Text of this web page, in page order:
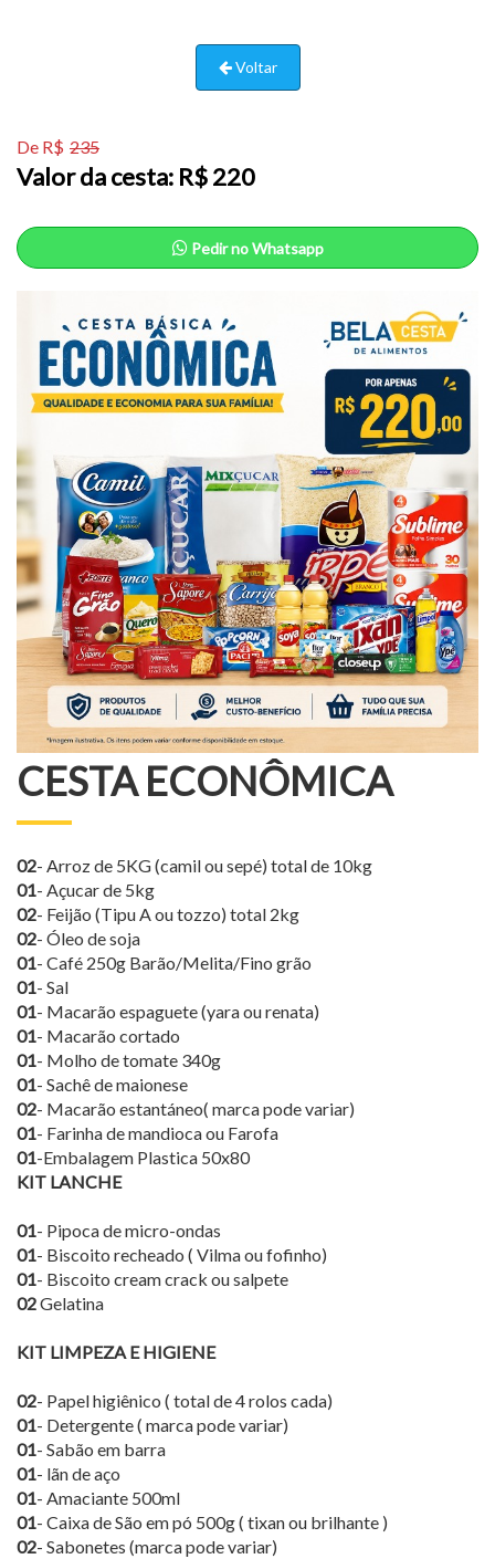
Voltar
De R$ 235
Valor da cesta: R$ 220
Pedir no Whatsapp
CESTA ECONÔMICA
02- Arroz de 5KG (camil ou sepé) total de 10kg
01- Açucar de 5kg
02- Feijão (Tipu A ou tozzo) total 2kg
02- Óleo de soja
01- Café 250g Barão/Melita/Fino grão
01- Sal
01- Macarão espaguete (yara ou renata)
01- Macarão cortado
01- Molho de tomate 340g
01- Sachê de maionese
02- Macarão estantáneo( marca pode variar)
01- Farinha de mandioca ou Farofa
01-Embalagem Plastica 50x80
KIT LANCHE
01- Pipoca de micro-ondas
01- Biscoito recheado ( Vilma ou fofinho)
01- Biscoito cream crack ou salpete
02Gelatina
KIT LIMPEZA E HIGIENE
02- Papel higiênico ( total de 4 rolos cada)
01- Detergente ( marca pode variar)
01- Sabão em barra
01- lãn de aço
01- Amaciante 500ml
01- Caixa de São em pó 500g ( tixan ou brilhante )
02- Sabonetes (marca pode variar)